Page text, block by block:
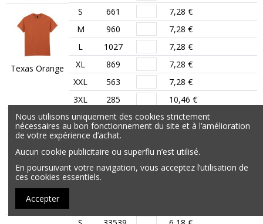
Texas Orange
S 661
7,28 €
M
960
7,28 €
L
1027
7,28 €
XL
869
7,28 €
XXL
563
7,28 €
3XL
285 10,46 €
Vegas Gold
S 167
7,13 €
M
497
L
662
7,13 €
XL
308
7,13 €
Nous utilisons uniquement des cookies strictement
nécessaires au bon fonctionnement du site et à l’amélioration
de votre expérience d’achat.
Aucun cookie publicitaire ou superflu n’est utilisé.
En poursuivant votre navigation, vous acceptez l’utilisation de
ces cookies essentiels.
Accepter